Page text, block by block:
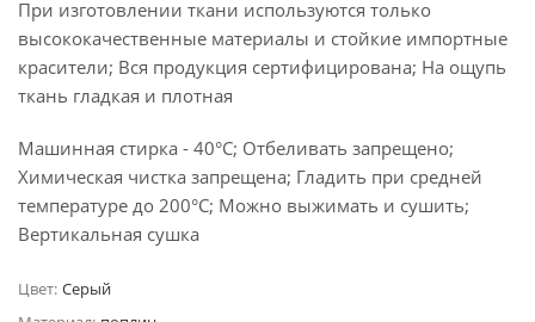
При изготовлении ткани используются только
высококачественные материалы и стойкие импортные
красители; Вся продукция сертифицирована; На ощупь
ткань гладкая и плотная
Машинная стирка - 40°C; Отбеливать запрещено;
Химическая чистка запрещена; Гладить при средней
температуре до 200°С; Можно выжимать и сушить;
Вертикальная сушка
Цвет: Серый